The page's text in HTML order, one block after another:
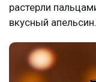
растерли
вкусный апельсин.